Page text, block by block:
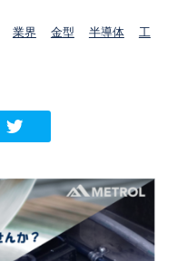
業界 金型 半導体
工